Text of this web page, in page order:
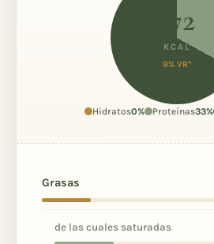
172
KCAL
9% VR*
Hidratos0% Proteínas33%
Grasas
de las cuales saturadas